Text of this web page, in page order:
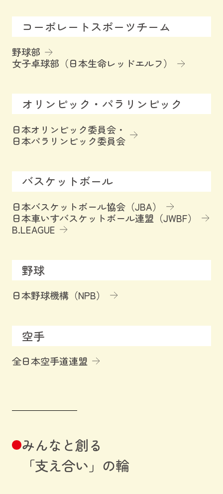
コーポレートスポーツチーム
野球部
女子卓球部（日本生命レッドエルフ）
オリンピック・パラリンピック
日本オリンピック委員会・
日本パラリンピック委員会
バスケットボール
日本バスケットボール協会（JBA）
日本車いすバスケットボール連盟（JWBF）
B.LEAGUE
野球
日本野球機構（NPB）
空手
全日本空手道連盟
みんなと創る
「支え合い」の輪